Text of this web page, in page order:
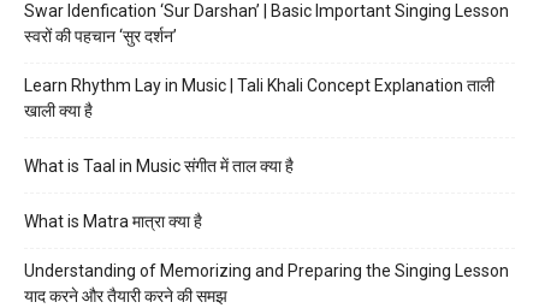
Swar Idenfication ‘Sur Darshan’ | Basic Important Singing Lesson
स्वरों की पहचान ‘सुर दर्शन’
Learn Rhythm Lay in Music | Tali Khali Concept Explanation ताली
खाली क्या है
What is Taal in Music संगीत में ताल क्या है
What is Matra मात्रा क्या है
Understanding of Memorizing and Preparing the Singing Lesson
याद करने और तैयारी करने की समझ